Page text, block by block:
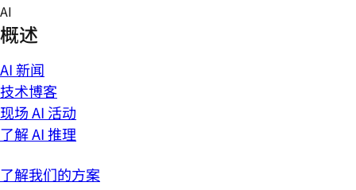
Skip
to
content
AI
概述
AI 新闻
技术博客
现场 AI 活动
了解 AI 推理
了解我们的方案